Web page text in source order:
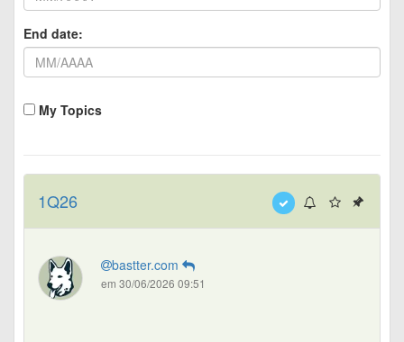
End date:
My Topics
1Q26
bastter.com
em 30/06/2026 09:51